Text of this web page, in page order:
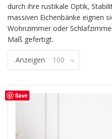
durch ihre rustikale Optik,
massiven Eichenbänke eignen
Wohnzimmer oder
Maß gefertigt.
Anzeigen 100
Save